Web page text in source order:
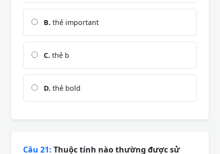
B. thẻ important
C. thẻ b
D. thẻ bold
Câu 21: Thuộc tính nào thường được sử